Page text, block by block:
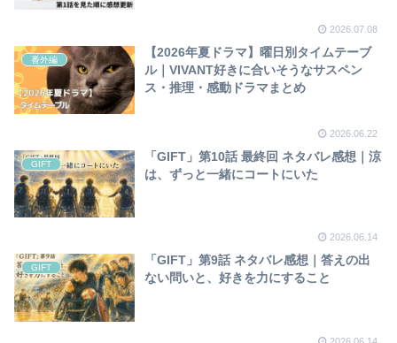
2026.07.08
番外編
【2026年夏ドラマ】曜日別タイムテーブ
ル｜VIVANT好きに合いそうなサスペン
ス・推理・感動ドラマまとめ
2026.06.22
GIFT
「GIFT」第10話 最終回 ネタバレ感想｜涼
は、ずっと一緒にコートにいた
2026.06.14
GIFT
「GIFT」第9話 ネタバレ感想｜答えの出
ない問いと、好きを力にすること